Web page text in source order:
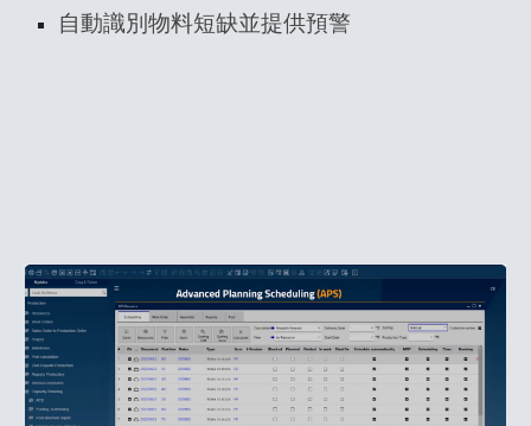
自動識別物料短缺並提供預警